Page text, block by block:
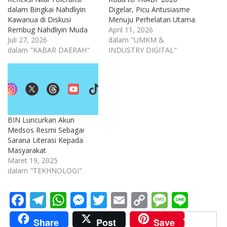
dalam Bingkai Nahdliyin
Kawanua di Diskusi
Rembug Nahdliyin Muda
Juli 27, 2026
dalam "KABAR DAERAH"
Digelar, Picu Antusiasme
Menuju Perhelatan Utama
April 11, 2026
dalam "UMKM &
INDUSTRY DIGITAL"
BIN Luncurkan Akun
Medsos Resmi Sebagai
Sarana Literasi Kepada
Masyarakat
Maret 19, 2025
dalam "TEKHNOLOGI"
F
ac
T
el
W
h
M
e
T
w
E
m
C
o
M
e n
Share Post Save